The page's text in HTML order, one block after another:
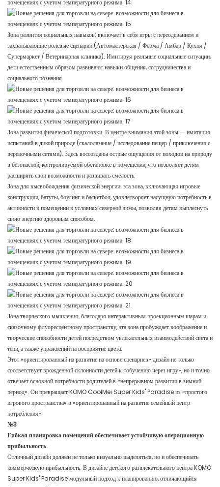
Зона развития социальных навыков: включает в себя игры с переодеванием и
захватывающие ролевые сценарии (Автомастерская / Ферма / Амбар / Кухня /
Супермаркет / Ветеринарная клиника). Имитируя реальные социальные ситуации,
дети естественным образом развивают навыки общения, сотрудничества и
социального познания.
Зона развития физической подготовки: В центре внимания этой зоны — имитация
испытаний в дикой природе (скалолазание / исследование пещер / приключения с
веревочными сетями). Здесь воссозданы острые ощущения от походов на природу
в безопасной, контролируемой обстановке в помещении, что позволяет детям
расширять свои возможности и развивать смелость.
Зона для высвобождения физической энергии: эта зона, включающая игровые
конструкции, батуты, боулинг и баскетбол, удовлетворяет насущную потребность в
активности в помещении в условиях северной зимы, позволяя детям выплеснуть
свою энергию здоровым способом.
Зона творческого мышления: благодаря интерактивным проекционным шарам и
сказочному флуоресцентному пространству, эта зона пробуждает воображение и
творческие способности детей посредством увлекательных взаимодействий света и
тени, а также упражнений на восприятие цвета.
Этот «ориентированный на развитие на основе сценариев» дизайн не только
соответствует врожденной склонности детей к «обучению через игру», но и точно
отвечает основной потребности родителей в «непрерывном развитии в зимний
период». Он превращает KOMO CoolMei Super Kids' Paradise из «простого
игрового пространства» в «ориентированный на развитие семейный центр
потребления».
№3
Гибкая планировка помещений обеспечивает устойчивую операционную
прибыльность.
Отличный дизайн должен не только визуально выделяться, но и обеспечивать
коммерческую прибыльность. В дизайне детского развлекательного центра KOMO
Super Kids' Paradise модульный подход к планированию, отличающийся